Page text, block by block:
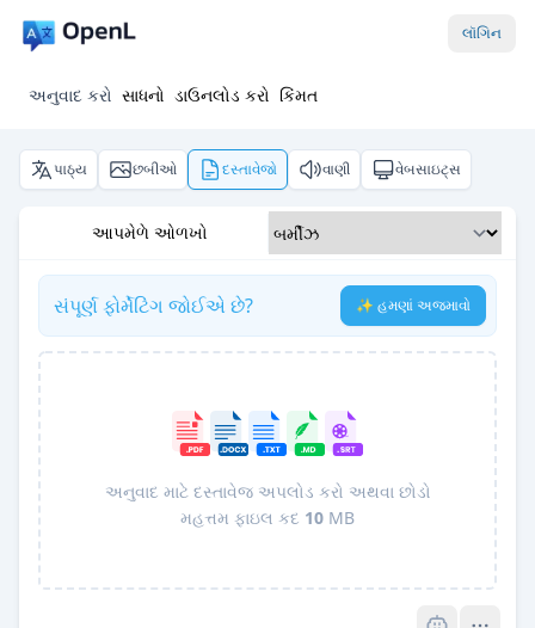
લૉગિન
અનુવાદ કરો સાધનો ડાઉનલોડ કરો કિંમત
પાઠ્ય છબીઓ દસ્તાવેજો વાણી વેબસાઇટ્સ
આપમેળે ઓળખો
સંપૂર્ણ ફોર્મેટિંગ જોઈએ છે? ✨ હમણાં અજમાવો
અનુવાદ માટે દસ્તાવેજ અપલોડ કરો અથવા છોડો
મહત્તમ ફાઇલ કદ 10 MB